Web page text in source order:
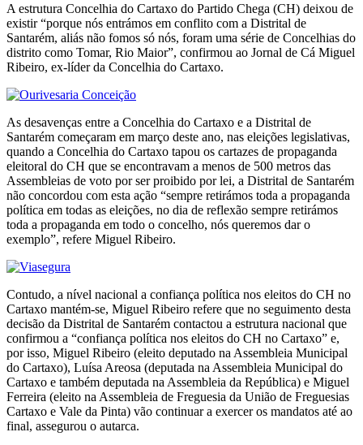
A estrutura Concelhia do Cartaxo do Partido Chega (CH) deixou de
existir “porque nós entrámos em conflito com a Distrital de
Santarém, aliás não fomos só nós, foram uma série de Concelhias do
distrito como Tomar, Rio Maior”, confirmou ao Jornal de Cá Miguel
Ribeiro, ex-líder da Concelhia do Cartaxo.
As desavenças entre a Concelhia do Cartaxo e a Distrital de
Santarém começaram em março deste ano, nas eleições legislativas,
quando a Concelhia do Cartaxo tapou os cartazes de propaganda
eleitoral do CH que se encontravam a menos de 500 metros das
Assembleias de voto por ser proibido por lei, a Distrital de Santarém
não concordou com esta ação “sempre retirámos toda a propaganda
política em todas as eleições, no dia de reflexão sempre retirámos
toda a propaganda em todo o concelho, nós queremos dar o
exemplo”, refere Miguel Ribeiro.
Contudo, a nível nacional a confiança política nos eleitos do CH no
Cartaxo mantém-se, Miguel Ribeiro refere que no seguimento desta
decisão da Distrital de Santarém contactou a estrutura nacional que
confirmou a “confiança política nos eleitos do CH no Cartaxo” e,
por isso, Miguel Ribeiro (eleito deputado na Assembleia Municipal
do Cartaxo), Luísa Areosa (deputada na Assembleia Municipal do
Cartaxo e também deputada na Assembleia da República) e Miguel
Ferreira (eleito na Assembleia de Freguesia da União de Freguesias
Cartaxo e Vale da Pinta) vão continuar a exercer os mandatos até ao
final, assegurou o autarca.